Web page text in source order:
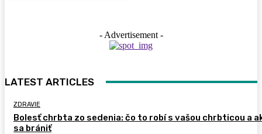
- Advertisement -
LATEST ARTICLES
ZDRAVIE
Bolesť chrbta zo sedenia: čo to robí s vašou chrbticou a
sa brániť